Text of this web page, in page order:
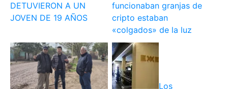
DETUVIERON A UN
JOVEN DE 19 AÑOS
funcionaban granjas de
cripto estaban
«colgados» de la luz
Los